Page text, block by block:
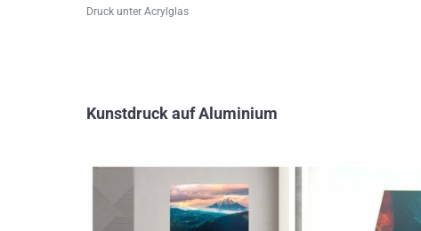
Druck unter Acrylglas
Kunstdruck auf Aluminium